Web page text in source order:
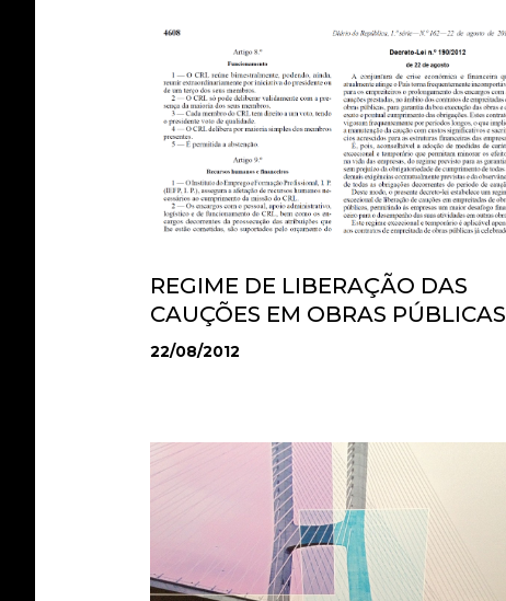
REGIME DE LIBERAÇÃO DAS
CAUÇÕES EM OBRAS PÚBLICAS
22/08/2012